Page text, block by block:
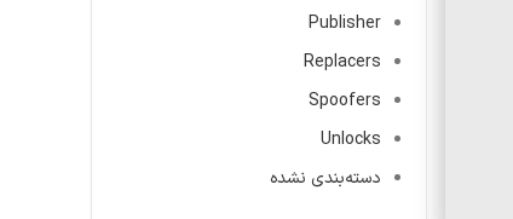
Publisher
Replacers
Spoofers
Unlocks
دسته‌بندی نشده